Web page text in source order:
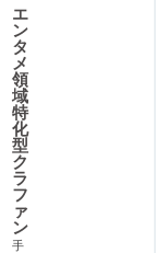
エ
ン
タ
メ
領
域
特
化
型
ク
ラ
フ
ァ
ン
手